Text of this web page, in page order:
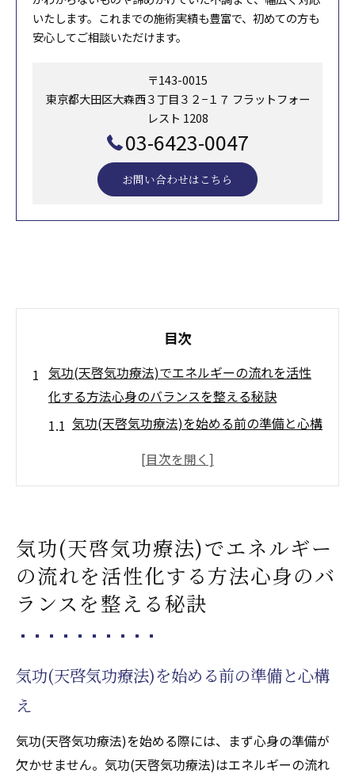
いたします。これまでの施術実績も豊富で、初めての方も
安心してご相談いただけます。
〒143-0015
東京都大田区大森西３丁目３２−１７ フラットフォー
レスト 1208
03-6423-0047
お問い合わせはこちら
目次
気功(天啓気功療法)でエネルギーの流れを活性
化する方法心身のバランスを整える秘訣
気功(天啓気功療法)を始める前の準備と心構
心身のバランスを整えるための気功(天啓気
(天啓気功療法)の動作
バランスを取る気功(天啓気功療法)の呼吸法
日常生活に気功(天啓気功療法)を取り入れる
的に維持するために
気功(天啓気功療法)でストレスを解消するメ
気功(天啓気功療法)でエネルギー
の流れを活性化する方法心身のバ
ランスを整える秘訣
気功(天啓気功療法)を始める前の準備と心構
え
気功(天啓気功療法)を始める際には、まず心身の準備が
欠かせません。気功(天啓気功療法)はエネルギーの流れ